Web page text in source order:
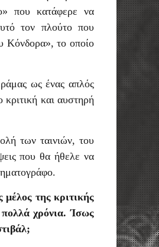
που κατάφερε να
τον πλούτο που
Κόνδορα», το οποίο
ως ένας απλός
κριτική και αυστηρή
των ταινιών, του
που θα ήθελε να
της κριτικής
πολλά χρόνια. Ίσως